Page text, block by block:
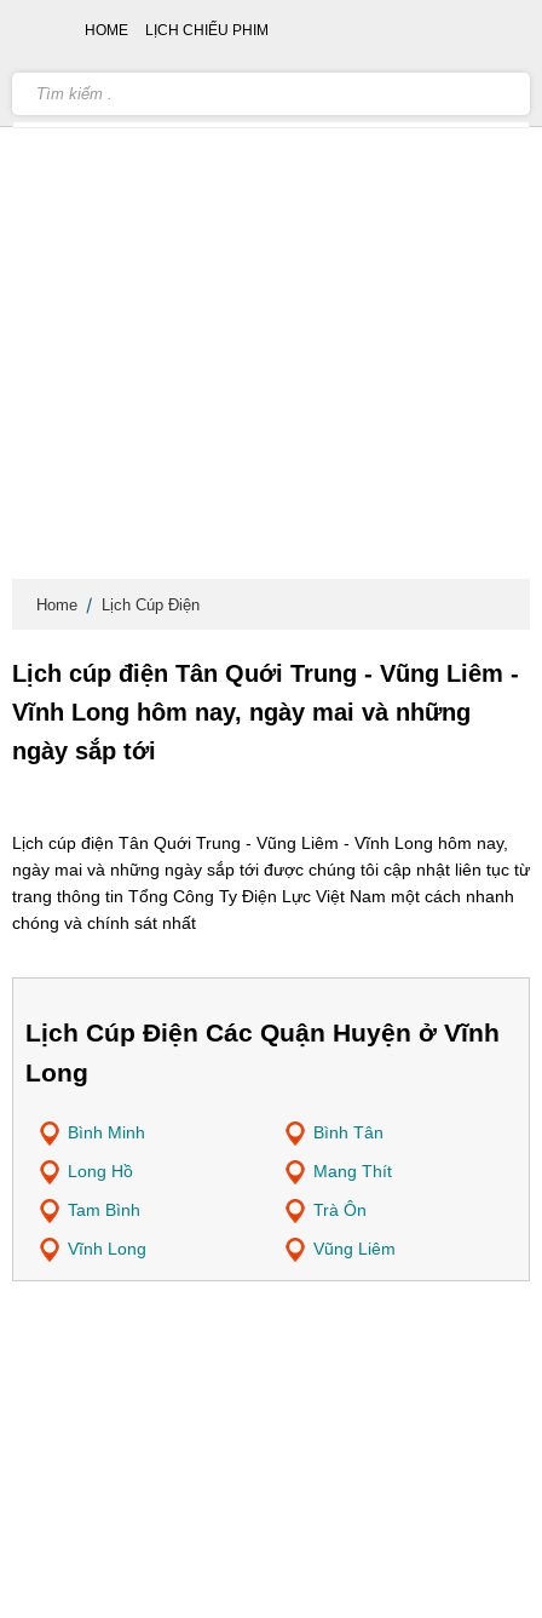
Home Lịch Cúp Điện
Lịch cúp điện Tân Quới Trung - Vũng Liêm -
Vĩnh Long hôm nay, ngày mai và những
ngày sắp tới
Lịch cúp điện Tân Quới Trung - Vũng Liêm - Vĩnh Long hôm nay,
ngày mai và những ngày sắp tới được chúng tôi cập nhật liên tục từ
trang thông tin Tổng Công Ty Điện Lực Việt Nam một cách nhanh
chóng và chính sát nhất
Lịch Cúp Điện Các Quận Huyện ở Vĩnh
Long
Bình Minh
Bình Tân
Long Hồ
Mang Thít
Tam Bình
Trà Ôn
Vĩnh Long
Vũng Liêm
HOME LỊCH CHIẾU PHIM